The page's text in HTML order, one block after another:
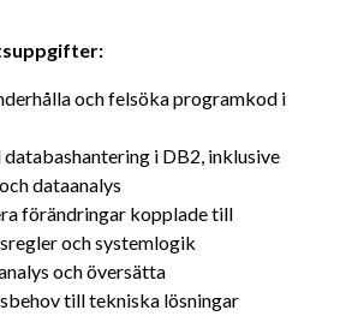
och felsöka programkod i
i DB2, inklusive
dataanalys
förändringar kopplade till
och systemlogik
och översätta
till tekniska lösningar